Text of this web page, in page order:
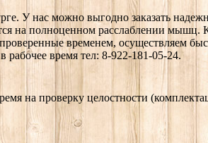
У нас можно выгодно заказать
на полноценном расслаблении
временем, осуществляем
рабочее время тел: 8-922-181-05-24.
на проверку целостности